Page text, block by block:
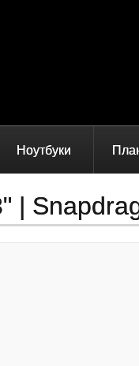
Ноутбуки
|